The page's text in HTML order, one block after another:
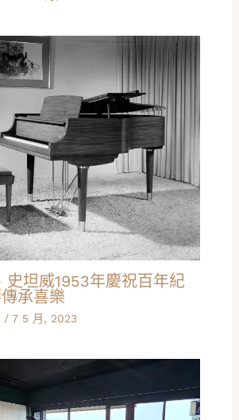
坦威1953年慶祝百年紀
承喜樂
/ 7 5 月, 2023